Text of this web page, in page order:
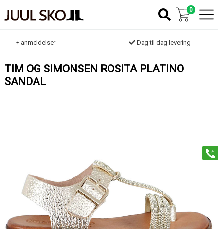
TIM OG SIMONSEN ROSITA PLATINO
SANDAL
0
+ anmeldelser Dag til dag levering